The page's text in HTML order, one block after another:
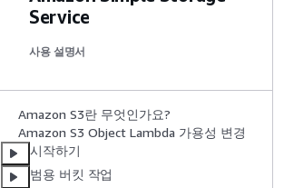
Service
사용 설명서
Amazon S3란 무엇인가요?
Amazon S3 Object Lambda 가용성 변경
시작하기
범용 버킷 작업